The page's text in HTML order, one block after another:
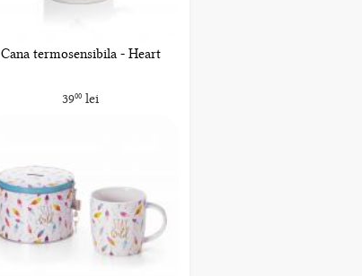
Cana termosensibila - Heart
3900lei